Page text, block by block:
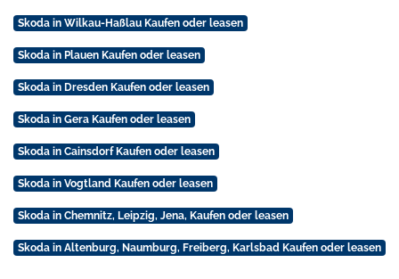
Skoda in Wilkau-Haßlau Kaufen oder leasen
Skoda in Plauen Kaufen oder leasen
Skoda in Dresden Kaufen oder leasen
Skoda in Gera Kaufen oder leasen
Skoda in Cainsdorf Kaufen oder leasen
Skoda in Vogtland Kaufen oder leasen
Skoda in Chemnitz, Leipzig, Jena, Kaufen oder leasen
Skoda in Altenburg, Naumburg, Freiberg, Karlsbad Kaufen oder leasen